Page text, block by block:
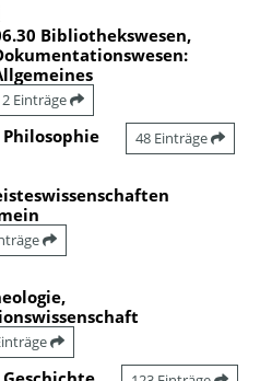
Bibliothekswesen,
2 Einträge
Philosophie 48 Einträge